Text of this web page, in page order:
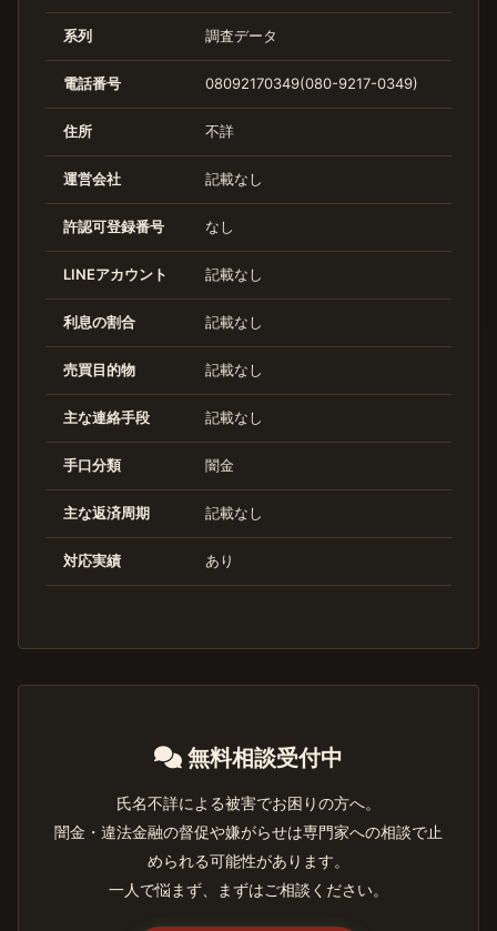
系列 調査データ
電話番号 08092170349(080-9217-0349)
住所 不詳
運営会社 記載なし
許認可登録番号 なし
LINEアカウント 記載なし
利息の割合 記載なし
売買目的物 記載なし
主な連絡手段 記載なし
手口分類 闇金
主な返済周期 記載なし
対応実績 あり
無料相談受付中
氏名不詳による被害でお困りの方へ。
闇金・違法金融の督促や嫌がらせは専門家への相談で止
められる可能性があります。
一人で悩まず、まずはご相談ください。